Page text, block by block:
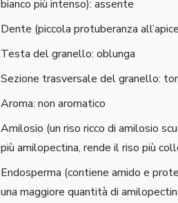
bianco più intenso): assente
Dente (piccola protuberanza
Testa del granello: oblunga
Sezione trasversale del granello:
Aroma: non aromatico
Amilosio (un riso ricco di amilosio
più amilopectina, rende il riso più
Endosperma (contiene amido e
una maggiore quantità di